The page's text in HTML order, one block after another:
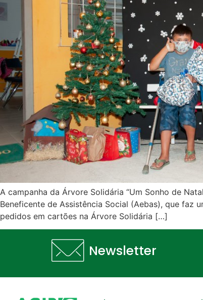
A campanha da Árvore Solidária “Um Sonho de
Beneficente de Assistência Social (Aebas), que faz
pedidos em cartões na Árvore Solidária […]
Newsletter